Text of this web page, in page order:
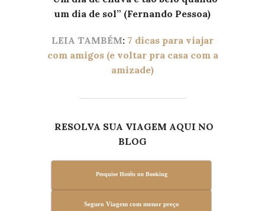
um dia de sol” (Fernando Pessoa)
LEIA TAMBÉM: 7 dicas para viajar
com amigos (e voltar pra casa com a
amizade)
RESOLVA SUA VIAGEM AQUI NO
BLOG
Pesquise Hotéis no Booking
Seguro Viagem com menor preço